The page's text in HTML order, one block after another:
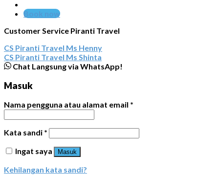
Book now
Customer Service Piranti Travel
CS Piranti Travel Ms Henny
CS Piranti Travel Ms Shinta
Chat Langsung via WhatsApp!
Masuk
Nama pengguna atau alamat email *
Kata sandi *
Ingat saya
Masuk
Kehilangan kata sandi?